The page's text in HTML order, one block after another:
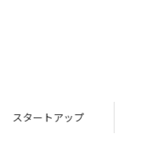
スタートアップ